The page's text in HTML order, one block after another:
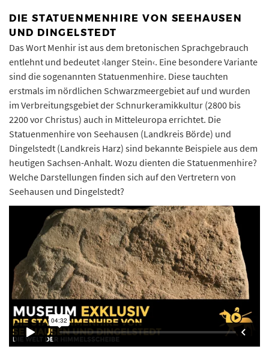
DIE STATUENMENHIRE VON SEEHAUSEN
UND DINGELSTEDT
Das Wort Menhir ist aus dem bretonischen Sprachgebrauch
entlehnt und bedeutet ›langer Stein‹. Eine besondere Variante
sind die sogenannten Statuenmenhire. Diese tauchten
erstmals im nördlichen Schwarzmeergebiet auf und wurden
im Verbreitungsgebiet der Schnurkeramikkultur (2800 bis
2200 vor Christus) auch in Mitteleuropa errichtet. Die
Statuenmenhire von Seehausen (Landkreis Börde) und
Dingelstedt (Landkreis Harz) sind bekannte Beispiele aus dem
heutigen Sachsen-Anhalt. Wozu dienten die Statuenmenhire?
Welche Darstellungen finden sich auf den Vertretern von
Seehausen und Dingelstedt?